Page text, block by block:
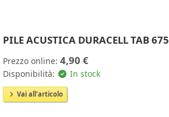
PILE ACUSTICA DURACELL TAB 675
Prezzo online: 4,90 €
Disponibilità: In stock
Vai all'articolo